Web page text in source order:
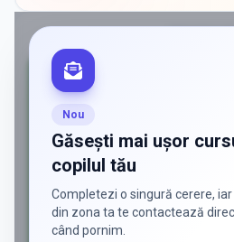
Nou
Găsești mai ușor
copilul tău
Completezi o singură cerere,
din zona ta te contactează
când pornim.